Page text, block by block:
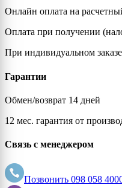
Онлайн оплата на
Оплата при получении
При индивидуальном
Гарантии
Обмен/возврат 14 дней
12 мес. гарантия от
Связь с менеджером
Позвонить 098 058